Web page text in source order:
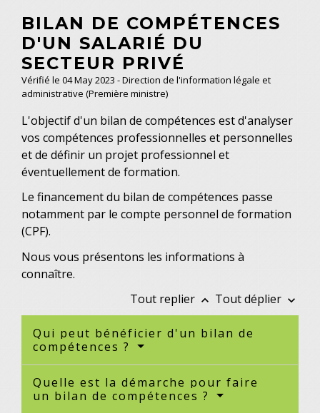
BILAN DE COMPÉTENCES
D'UN SALARIÉ DU
SECTEUR PRIVÉ
Vérifié le 04 May 2023 - Direction de l'information légale et
administrative (Première ministre)
L'objectif d'un bilan de compétences est d'analyser
vos compétences professionnelles et personnelles
et de définir un projet professionnel et
éventuellement de formation.
Le financement du bilan de compétences passe
notamment par le compte personnel de formation
(CPF).
Nous vous présentons les informations à
connaître.
Tout replier keyboard_arrow_up Tout déplier keyboard_arrow_down
Qui peut bénéficier d'un bilan de
compétences ?
Quelle est la démarche pour faire
un bilan de compétences ?